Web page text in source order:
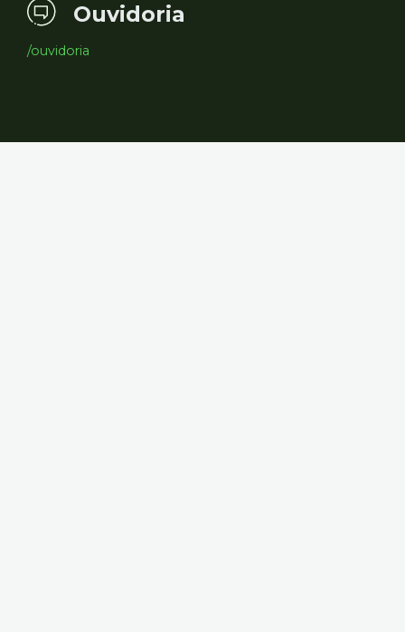
Ouvidoria
/ouvidoria